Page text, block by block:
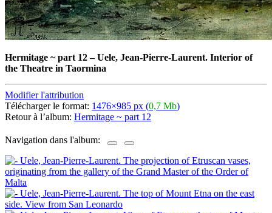
Hermitage ~ part 12–Uele, Jean-Pierre-Laurent. Interior of
the Theatre in Taormina
Modifier l'attribution
Télécharger le format: 1476×985 px (0,7 Mb)
Retour à l’album: Hermitage ~ part 12
Navigation dans l'album: